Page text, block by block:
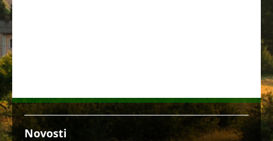
Novosti